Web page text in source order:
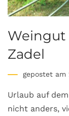
Weingut
Zadel
gepostet am
Urlaub auf
nicht anders,